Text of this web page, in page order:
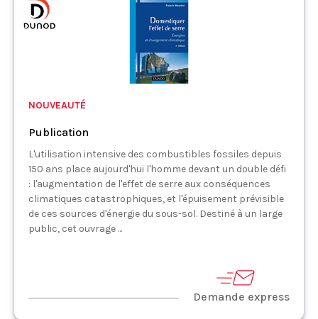
NOUVEAUTÉ
Publication
L'utilisation intensive des combustibles fossiles depuis
150 ans place aujourd'hui l'homme devant un double défi
: l'augmentation de l'effet de serre aux conséquences
climatiques catastrophiques, et l'épuisement prévisible
de ces sources d'énergie du sous-sol. Destiné à un large
public, cet ouvrage ...
Demande express